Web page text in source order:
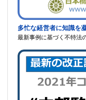
多忙な経営者に知識を
最新事例に基づく不特法